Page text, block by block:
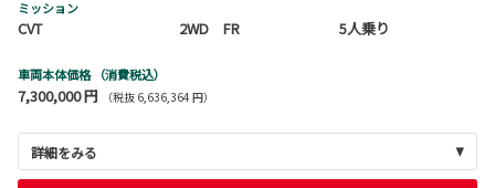
ミッション
CVT 2WD FR 5人乗り
車両本体価格 （消費税込）
7,300,000 円 （税抜 6,636,364 円）
詳細をみる